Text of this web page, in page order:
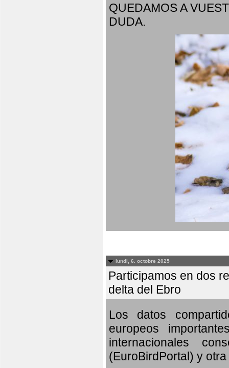
QUEDAMOS A
DUDA.
lundi, 6. octobre 2025
Participamos en dos
delta del Ebro
Los datos
europeos
internacionales
(EuroBirdPortal) y